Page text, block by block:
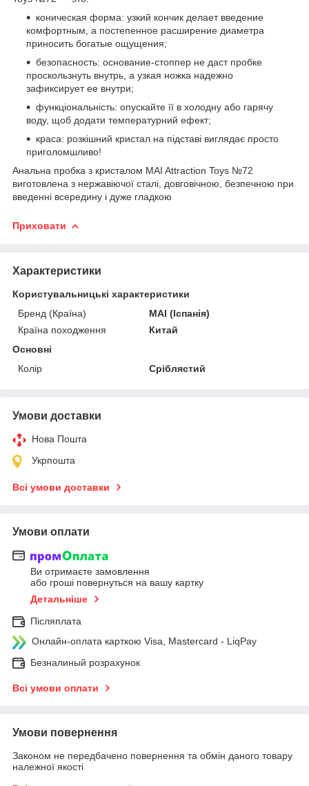
коническая форма: узкий кончик делает введение
комфортным, а постепенное расширение диаметра
приносить богатые ощущения;
безопасность: основание-стоппер не даст пробке
проскользнуть внутрь, а узкая ножка надежно
зафиксирует ее внутри;
функціональність: опускайте її в холодну або гарячу
воду, щоб додати температурний ефект;
краса: розкішний кристал на підставі виглядає просто
приголомшливо!
Анальна пробка з кристалом MAI Attraction Toys №72
виготовлена з нержавіючої сталі, довговічною, безпечною при
введенні всередину і дуже гладкою
Приховати
Характеристики
Користувальницькі характеристики
Бренд (Країна)
MAI (Іспанія)
Країна походження
Китай
Основні
Колір
Сріблястий
Умови доставки
Нова Пошта
Укрпошта
Всі умови доставки
Умови оплати
Ви отримаєте замовлення
або гроші повернуться на вашу картку
Детальніше
Післяплата
Онлайн-оплата карткою Visa, Mastercard - LiqPay
Безналиный розрахунок
Всі умови оплати
Умови повернення
Законом не передбачено повернення та обмін даного товару
належної якості